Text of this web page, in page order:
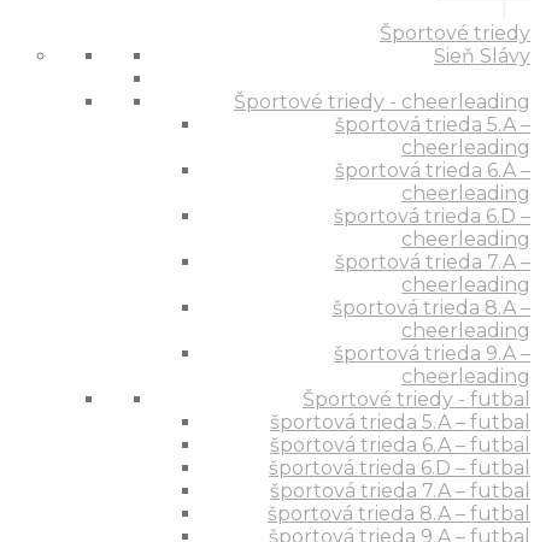
Športové triedy
Sieň Slávy
Športové triedy - cheerleading
športová trieda 5.A –
cheerleading
športová trieda 6.A –
cheerleading
športová trieda 6.D –
cheerleading
športová trieda 7.A –
cheerleading
športová trieda 8.A –
cheerleading
športová trieda 9.A –
cheerleading
Športové triedy - futbal
športová trieda 5.A – futbal
športová trieda 6.A – futbal
športová trieda 6.D – futbal
športová trieda 7.A – futbal
športová trieda 8.A – futbal
športová trieda 9.A – futbal